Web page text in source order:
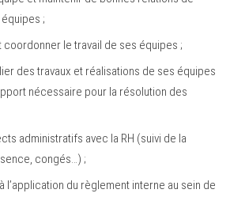
;
coordonner le travail de ses équipes ;
des travaux et réalisations de ses équipes
nécessaire pour la résolution des
administratifs avec la RH (suivi de la
congés…) ;
l’application du règlement interne au sein de